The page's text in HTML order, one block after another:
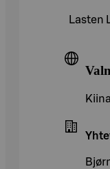
Lasten
Kiina